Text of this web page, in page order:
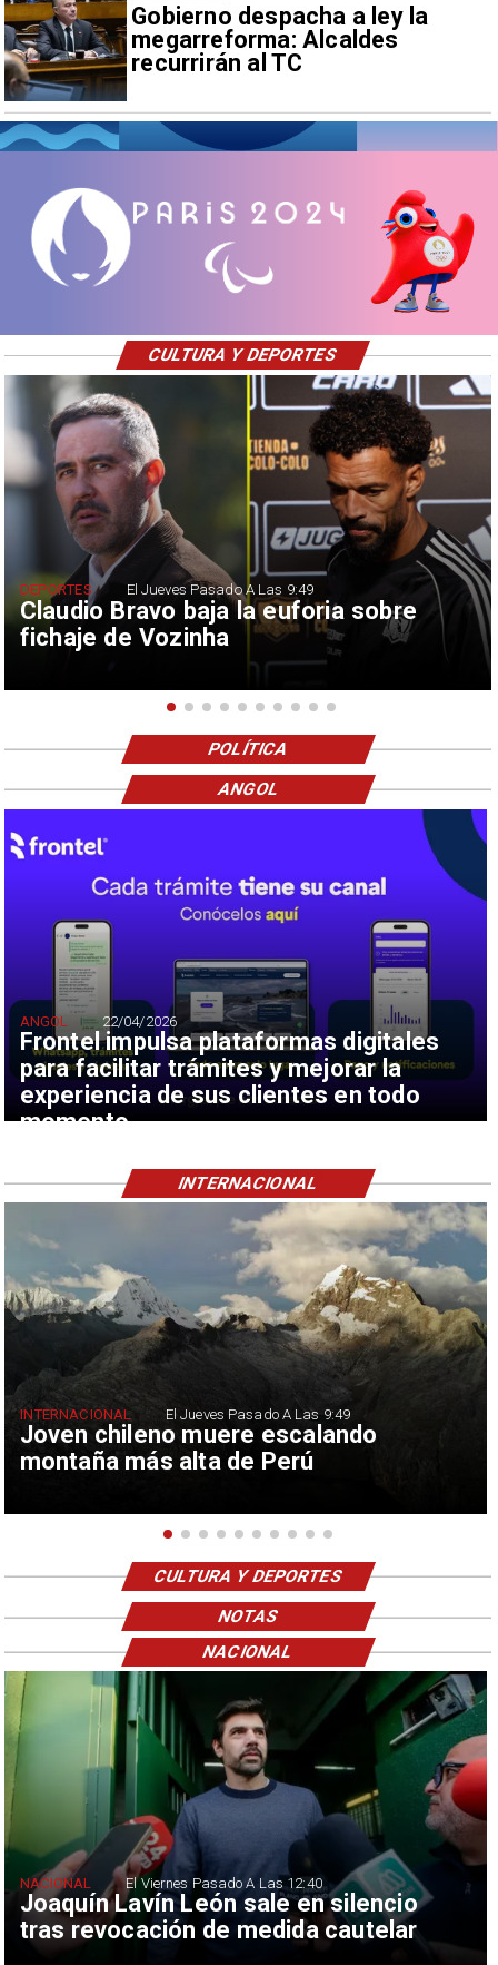
Gobierno despacha a ley la
megarreforma: Alcaldes
recurrirán al TC
Claudio Bravo baja la euforia sobre
fichaje de Vozinha
DEPORTES El Jueves Pasado A Las 9:49
CULTURA Y DEPORTES
POLÍTICA
Frontel impulsa plataformas digitales
para facilitar trámites y mejorar la
experiencia de sus clientes en todo
momento
ANGOL 22/04/2026
ANGOL
Joven chileno muere escalando
montaña más alta de Perú
INTERNACIONAL El Jueves Pasado A Las 9:49
INTERNACIONAL
CULTURA Y DEPORTES
NOTAS
Joaquín Lavín León sale en silencio
tras revocación de medida cautelar
NACIONAL El Viernes Pasado A Las 12:40
NACIONAL